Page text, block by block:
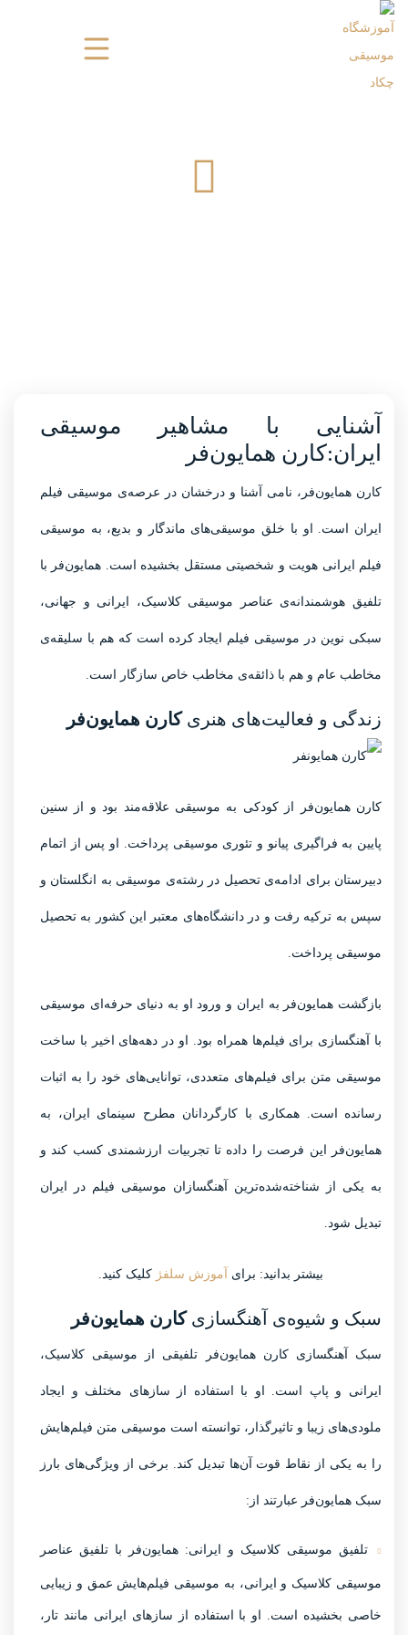
آشنایی با مشاهیر موسیقی
ایران:کارن همایون‌فر
کارن همایون‌فر ، نامی آشنا و درخشان در عرصه‌ی موسیقی فیلم
ایران است. او با خلق موسیقی‌های ماندگار و بدیع، به موسیقی
فیلم ایرانی هویت و شخصیتی مستقل بخشیده است. همایون‌فر با
تلفیق هوشمندانه‌ی عناصر موسیقی کلاسیک، ایرانی و جهانی،
سبکی نوین در موسیقی فیلم ایجاد کرده است که هم با سلیقه‌ی
مخاطب عام و هم با ذائقه‌ی مخاطب خاص سازگار است.
زندگی و فعالیت‌های هنریکارن همایون‌فر
کارن همایون‌فر از کودکی به موسیقی علاقه‌مند بود و از سنین
پایین به فراگیری پیانو و تئوری موسیقی پرداخت. او پس از اتمام
دبیرستان برای ادامه‌ی تحصیل در رشته‌ی موسیقی به انگلستان و
سپس به ترکیه رفت و در دانشگاه‌های معتبر این کشور به تحصیل
موسیقی پرداخت.
بازگشت همایون‌فر به ایران و ورود او به دنیای حرفه‌ای موسیقی
با آهنگسازی برای فیلم‌ها همراه بود. او در دهه‌های اخیر با ساخت
موسیقی متن برای فیلم‌های متعددی، توانایی‌های خود را به اثبات
رسانده است. همکاری با کارگردانان مطرح سینمای ایران، به
همایون‌فر این فرصت را داده تا تجربیات ارزشمندی کسب کند و
به یکی از شناخته‌شده‌ترین آهنگسازان موسیقی فیلم در ایران
تبدیل شود.
بیشتر بدانید: برای آموزش سلفژ کلیک کنید.
سبک و شیوه‌ی آهنگسازیکارن همایون‌فر
سبک آهنگسازی کارن همایون‌فر تلفیقی از موسیقی کلاسیک،
ایرانی و پاپ است. او با استفاده از سازهای مختلف و ایجاد
ملودی‌های زیبا و تاثیرگذار، توانسته است موسیقی متن فیلم‌هایش
را به یکی از نقاط قوت آن‌ها تبدیل کند. برخی از ویژگی‌های بارز
سبک همایون‌فر عبارتند از:
تلفیق موسیقی کلاسیک و ایرانی: همایون‌فر با تلفیق عناصر
موسیقی کلاسیک و ایرانی، به موسیقی فیلم‌هایش عمق و زیبایی
خاصی بخشیده است. او با استفاده از سازهای ایرانی مانند تار،